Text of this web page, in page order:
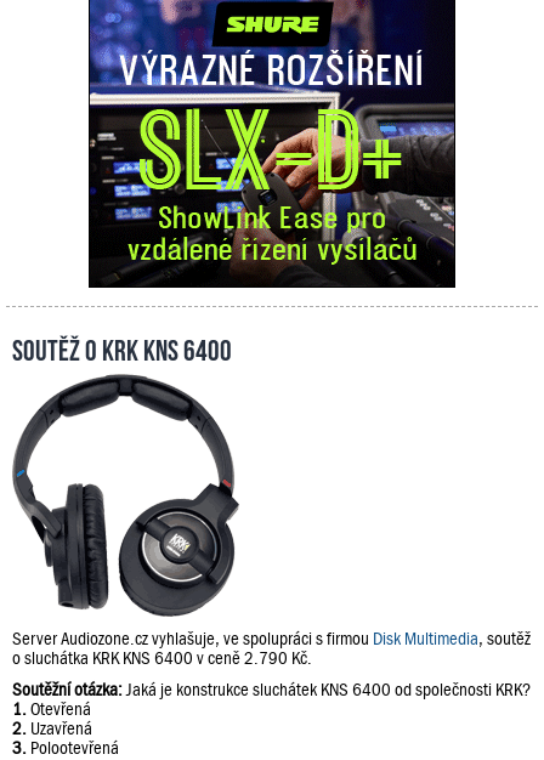
Soutěž o KRK KNS 6400
Server Audiozone.cz vyhlašuje, ve spolupráci s firmou Disk Multimedia, soutěž
o sluchátka KRK KNS 6400 v ceně 2.790 Kč.
Soutěžní otázka:Jaká je konstrukce sluchátek KNS 6400 od společnosti KRK?
1.Otevřená
2. Uzavřená
3. Polootevřená